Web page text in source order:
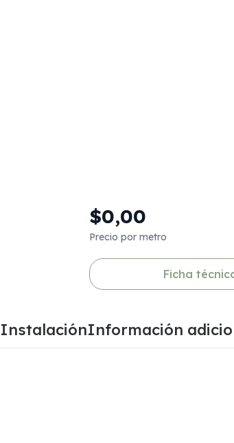
$0,00
Precio por metro
Ficha
InstalaciónInformación